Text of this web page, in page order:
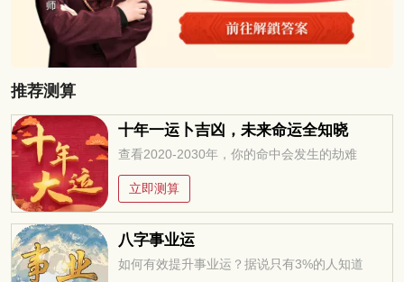
推荐测算
十年一运卜吉凶，未来命运全知晓
查看2020-2030年，你的命中会发生的劫难
立即测算
八字事业运
如何有效提升事业运？据说只有3%的人知道